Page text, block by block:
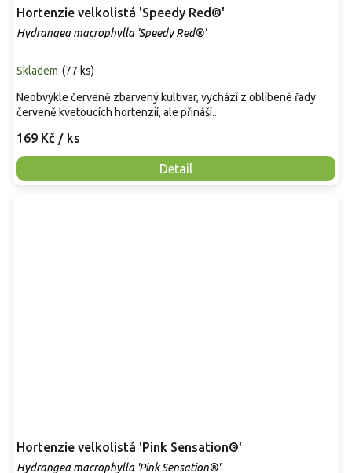
Hortenzie velkolistá 'Speedy Red®'
Hydrangea macrophylla 'Speedy Red®'
Skladem (77 ks)
169 Kč / ks
Detail
Neobvykle červeně zbarvený kultivar, vychází z oblíbené řady
červeně kvetoucích hortenzií, ale přináší...
Hortenzie velkolistá 'Pink Sensation®'
Hydrangea macrophylla 'Pink Sensation®'